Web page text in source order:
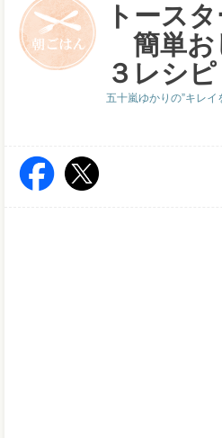
トース
簡単お
３レシピ
五十嵐ゆかりの”キレ